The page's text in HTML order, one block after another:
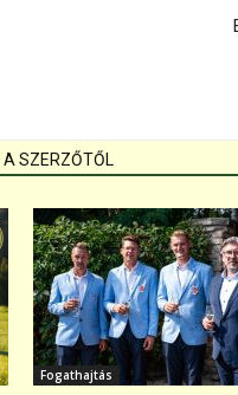
SZERZŐTŐL
Fogathajtás